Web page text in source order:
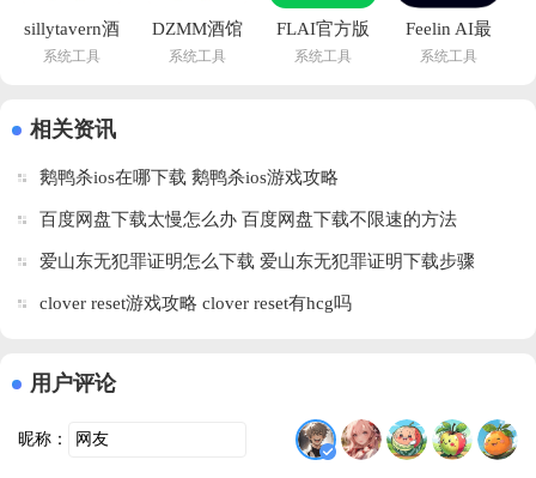
sillytavern酒
馆下载
安卓版
系统工具
DZMM酒馆
app下载
系统工具
FLAI官方版
下载v2.0.9
系统工具
Feelin AI最
新版v1.8.95
系统工具
相关资讯
鹅鸭杀ios在哪下载 鹅鸭杀ios游戏攻略
百度网盘下载太慢怎么办 百度网盘下载不限速的方法
爱山东无犯罪证明怎么下载 爱山东无犯罪证明下载步骤
clover reset游戏攻略 clover reset有hcg吗
用户评论
昵称：